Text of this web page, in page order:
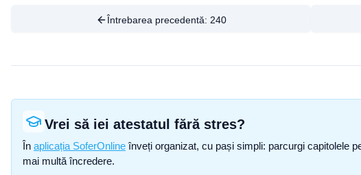
Întrebarea precedentă: 240
Vrei să iei atestatul fără stres?
În aplicația SoferOnline înveți organizat, cu pași simpli: parcurgi capitolele
mai multă încredere.